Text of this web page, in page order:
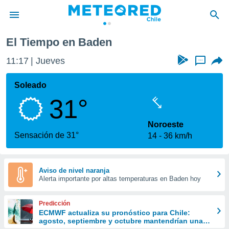
de
por
que se
calidad.
a este
las
y
forma
digital
basada
El Tiempo en Baden
11:17 Jueves ...
Soleado
31°
Sensación de 31°
Noroeste
14
36 km/h
Aviso de nivel naranja
Alerta importante por altas temperaturas en Baden hoy
Predicción
ECMWF actualiza su pronóstico para Chile:
agosto, septiembre y octubre mantendrían una